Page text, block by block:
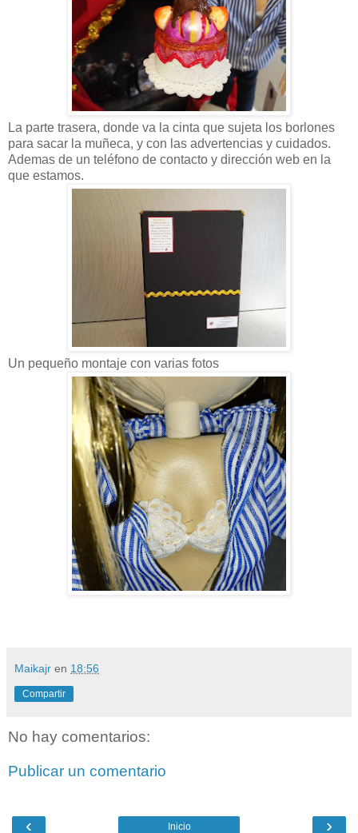
La parte trasera, donde va la cinta que sujeta los borlones
para sacar la muñeca, y con las advertencias y cuidados.
Ademas de un teléfono de contacto y dirección web en la
que estamos.
Un pequeño montaje con varias fotos
Maikajr en 18:56
Compartir
No hay comentarios:
Publicar un comentario
‹ ›
Inicio